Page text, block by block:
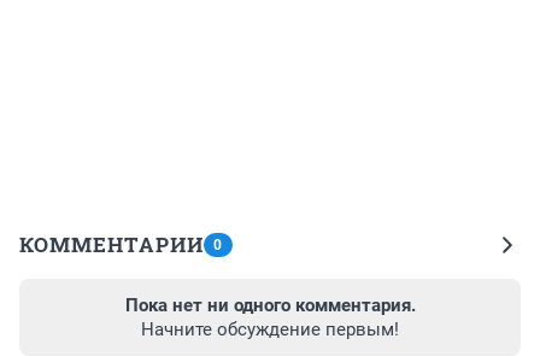
КОММЕНТАРИИ 0
Пока нет ни одного комментария.
Начните обсуждение первым!